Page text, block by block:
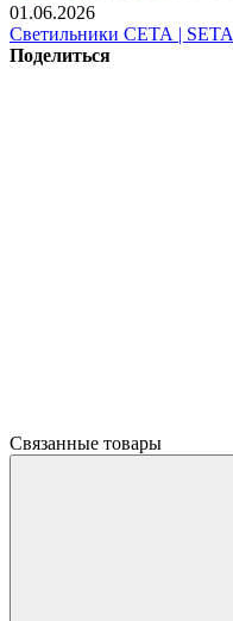
01.06.2026
Светильники СЕТА | SETA
Поделиться
Связанные товары